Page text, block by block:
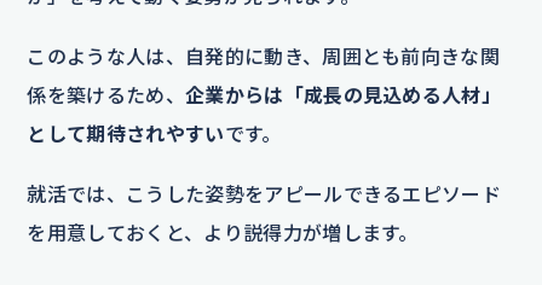
このような人は、自発的に動き、周囲とも前向きな関
係を築けるため、 企業からは「成長の見込める人材」
として期待されやすいです。
就活では、こうした姿勢をアピールできるエピソード
を用意しておくと、より説得力が増します。